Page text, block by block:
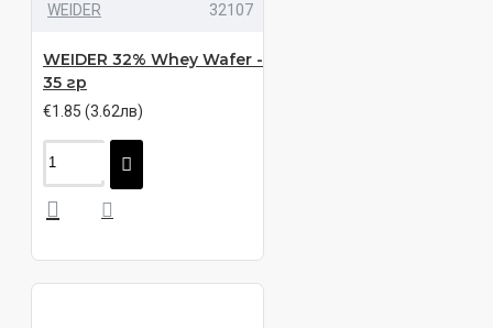
WEIDER 32107
WEIDER 32% Whey Wafer -
35 гр
€1.85 (3.62лв)